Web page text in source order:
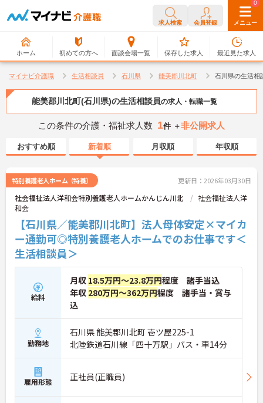
求人検索 会員登録 メニュー
ホーム 初めての方へ 面談会場一覧
0
保存した求人
0
最近見た求人
マイナビ介護職 生活相談員 石川県 能美郡川北町 石川県の生活相
能美郡川北町(石川県)の生活相談員の求人・転職一覧
この条件の介護・福祉求人数 1件 ＋非公開求人
おすすめ順 新着順 月収順 年収順
特別養護老人ホーム（特養） 更新日：2026年03月30日
社会福祉法人洋和会特別養護老人ホームかんじん川北
社会福祉法人洋
和会
【石川県／能美郡川北町】法人母体安定×マイカ
ー通勤可◎特別養護老人ホームでのお仕事です＜
生活相談員＞
給料
月収 18.5万円～23.8万円程度 諸手当込
年収 280万円～362万円程度 諸手当・賞与
込
勤務地
石川県 能美郡川北町 壱ツ屋225-1
北陸鉄道石川線「四十万駅」バス・車14分
雇用形態 正社員(正職員)